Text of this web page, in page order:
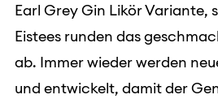
Earl Grey Gin Likör Variante,
Eistees runden das
ab. Immer wieder werden
und entwickelt, damit der